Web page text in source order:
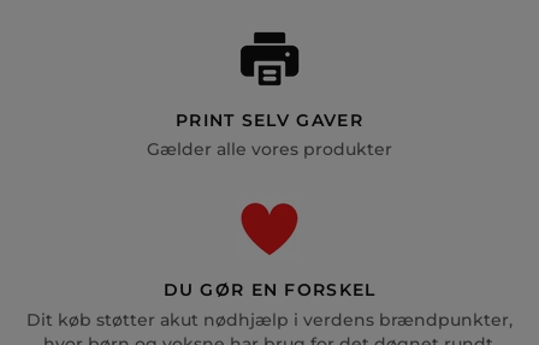
PRINT SELV GAVER
Gælder alle vores produkter
DU GØR EN FORSKEL
Dit køb støtter akut nødhjælp i verdens brændpunkter,